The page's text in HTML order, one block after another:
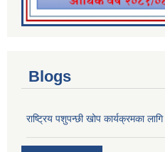
Blogs
राष्ट्रिय पशुपन्छी खोप कार्यक्रमका